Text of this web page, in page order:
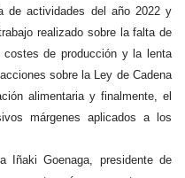
de actividades del año 2022 y
realizado sobre la falta de
de producción y la lenta
sobre la Ley de Cadena
alimentaria y finalmente, el
márgenes aplicados a los
Iñaki Goenaga, presidente de